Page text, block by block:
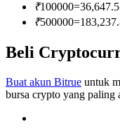
Memandu
₹100000=
₹500000=
Beli
Buat akun Bitrue untuk
bursa crypto yang paling